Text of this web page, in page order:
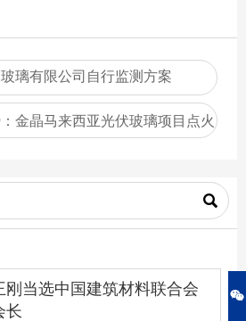
璃有限公司自行监测方案
金晶马来西亚光伏玻璃项目点火

刚当选中国建筑材料联合会
长
